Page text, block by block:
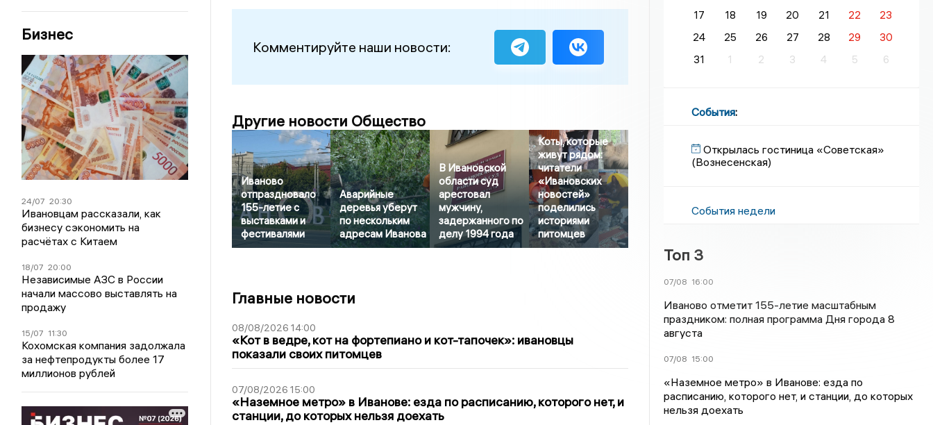
Бизнес
24/07 20:30
Ивановцам рассказали, как
бизнесу сэкономить на
расчётах с Китаем
18/07 20:00
Независимые АЗС в России
начали массово выставлять на
продажу
15/07 11:30
Кохомская компания задолжала
за нефтепродукты более 17
миллионов рублей
Комментируйте наши новости:
Другие новости Общество
Иваново
отпраздновало
155-летие с
выставками и
фестивалями
Аварийные
деревья уберут
по нескольким
адресам Иванова
В Ивановской
области суд
арестовал
мужчину,
задержанного по
делу 1994 года
Коты, которые
живут рядом:
читатели
«Ивановских
новостей»
поделились
историями
питомцев
Главные новости
08/08/2026 14:00
«Кот в ведре, кот на фортепиано и кот-тапочек»: ивановцы
показали своих питомцев
07/08/2026 15:00
«Наземное метро» в Иванове: езда по расписанию, которого нет, и
станции, до которых нельзя доехать
17
18 19 20 21 22
23
24
25 26 27 28 29
30
31
1 2 3 4 5 6
События:
Открылась гостиница «Советская»
(Вознесенская)
События недели
Топ 3
07/08 16:00
Иваново отметит 155-летие масштабным
праздником: полная программа Дня города 8
августа
07/08 15:00
«Наземное метро» в Иванове: езда по
расписанию, которого нет, и станции, до которых
нельзя доехать